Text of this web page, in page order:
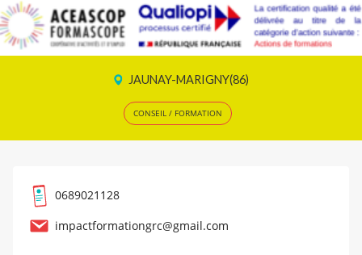
Les Formateurs
Les Consultants
Services à la personneJAUNAY-MARIGNY(86)
CONSEIL / FORMATION
0689021128
impactformationgrc@gmail.com